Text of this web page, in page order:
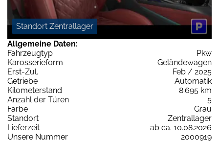
Standort Zentrallager
Allgemeine Daten:
Fahrzeugtyp
Pkw
Karosserieform
Geländewagen
Erst-Zul.
Feb / 2025
Getriebe
Automatik
Kilometerstand
8.695 km
Anzahl der Türen
5
Farbe
Grau
Standort
Zentrallager
Lieferzeit
ab ca. 10.08.2026
Unsere Nummer
2000919